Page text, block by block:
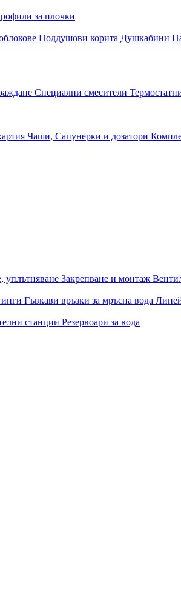
за плочки
Поддушови корита Душкабини
Специални смесители
Чаши, Сапунерки и дозатори
уплътняване Закрепване и монтаж
Гъвкави връзки за мръсна вода
станции Резервоари за вода